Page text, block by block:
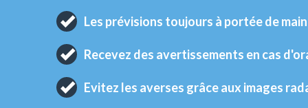
Les prévisions toujours à portée de main
Recevez des avertissements en cas
Evitez les averses grâce aux images